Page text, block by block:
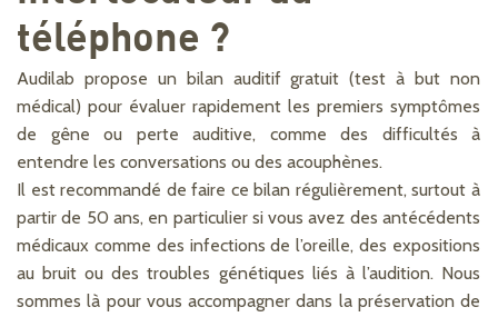
téléphone ?
Audilab propose un bilan auditif gratuit (test à but non
médical) pour évaluer rapidement les premiers symptômes
de gêne ou perte auditive, comme des difficultés à
entendre les conversations ou des acouphènes.
Il est recommandé de faire ce bilan régulièrement, surtout à
partir de 50 ans, en particulier si vous avez des antécédents
médicaux comme des infections de l’oreille, des expositions
au bruit ou des troubles génétiques liés à l’audition. Nous
sommes là pour vous accompagner dans la préservation de